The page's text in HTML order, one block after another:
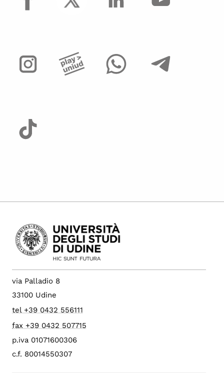
via Palladio 8
33100 Udine
tel +39 0432 556111
fax +39 0432 507715
p.iva 01071600306
c.f. 80014550307